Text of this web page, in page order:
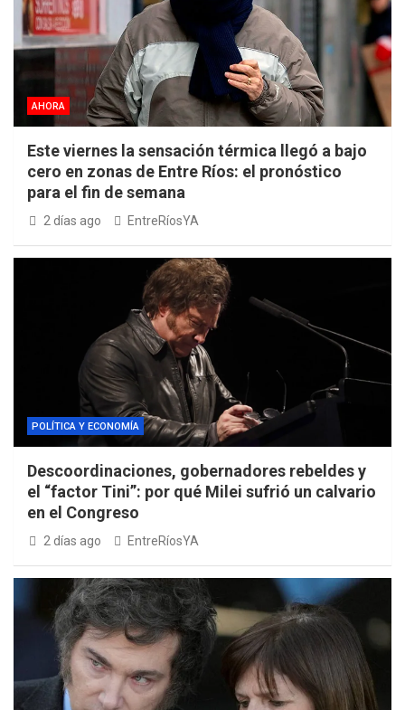
AHORA
Este viernes la sensación térmica llegó a bajo
cero en zonas de Entre Ríos: el pronóstico
para el fin de semana
2 días ago EntreRíosYA
POLÍTICA Y ECONOMÍA
Descoordinaciones, gobernadores rebeldes y
el “factor Tini”: por qué Milei sufrió un calvario
en el Congreso
2 días ago EntreRíosYA